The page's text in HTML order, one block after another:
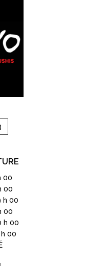
00
00
h 00
00
h 00
00